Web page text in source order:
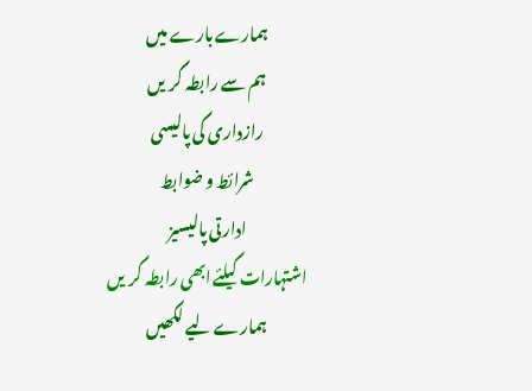
ہمارے بارے میں
ہم سے رابطہ کریں
رازداری کی پالیسی
شرائط و ضوابط
ادارتی پالیسیز
اشتہارات کیلئے ابھی رابطہ کریں
ہمارے لیے لکھیں